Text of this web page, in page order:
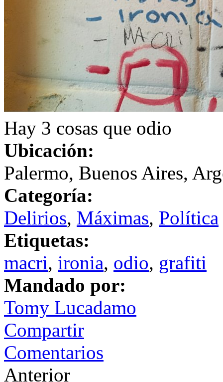
Hay 3 cosas que odio
Ubicación:
Palermo, Buenos Aires,
Categoría:
Delirios, Máximas, Política
Etiquetas:
macri, ironia, odio, grafiti
Mandado por:
Tomy Lucadamo
Compartir
Comentarios
Anterior